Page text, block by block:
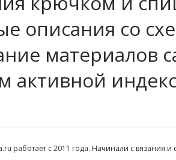
описания со
материалов
активной
работает с 2011 года. Начинали с вязания